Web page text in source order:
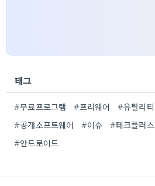
태그
#무료프로그램 #프리웨어 #유틸리티
#공개소프트웨어
#이슈 #테크플러스
#안드로이드